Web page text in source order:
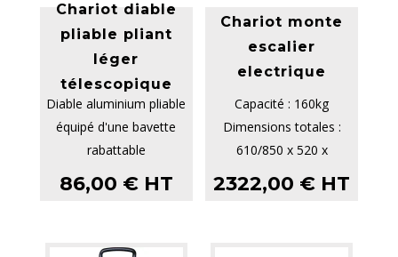
Chariot diable
pliable pliant
léger
télescopique
Diable aluminium pliable
équipé d'une bavette
rabattable
Poignée et bavette en
acier
86,00 € HT
Chariot monte
escalier
electrique
Capacité : 160kg
Dimensions totales :
610/850 x 520 x
1100/1600 mm (ouvert)
Dimensio...
2322,00 € HT